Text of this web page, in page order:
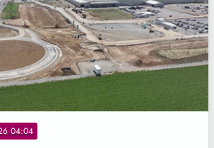
04:04